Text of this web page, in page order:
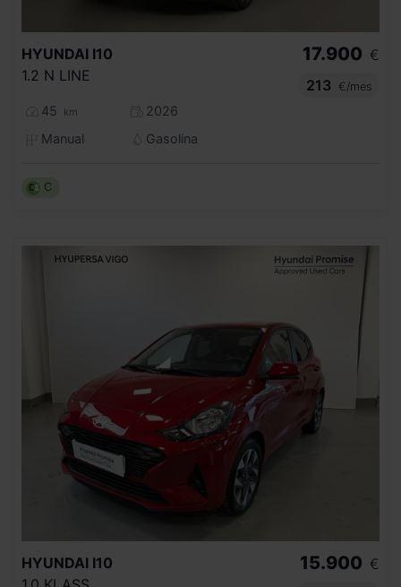
HYUNDAI I10
1.2 N LINE
45 km
2026
Manual
Gasolina
17.900 €
213
€/mes
C
HYUNDAI I10
15.900 €